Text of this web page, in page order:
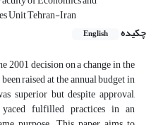
Unit Tehran-Iran
چکیده
English
2001 decision on a change in the
raised at the annual budget in
superior but despite approval,
fulfilled practices in an